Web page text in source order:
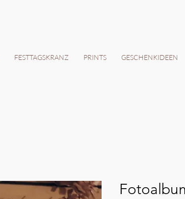
FESTTAGSKRANZ PRINTS GESCHENKIDEEN